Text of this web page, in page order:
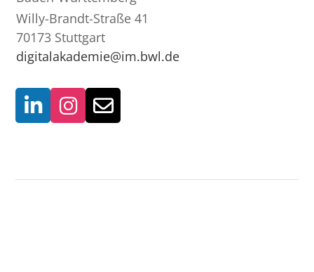
Willy-Brandt-Straße 41
70173 Stuttgart
digitalakademie@im.bwl.de